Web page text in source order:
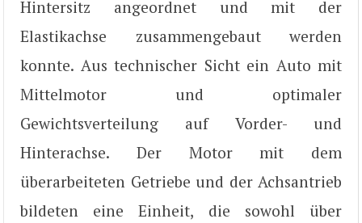
Hintersitz angeordnet und mit der
Elastikachse zusammengebaut werden
konnte. Aus technischer Sicht ein Auto mit
Mittelmotor und optimaler
Gewichtsverteilung auf Vorder- und
Hinterachse. Der Motor mit dem
überarbeiteten Getriebe und der Achsantrieb
bildeten eine Einheit, die sowohl über